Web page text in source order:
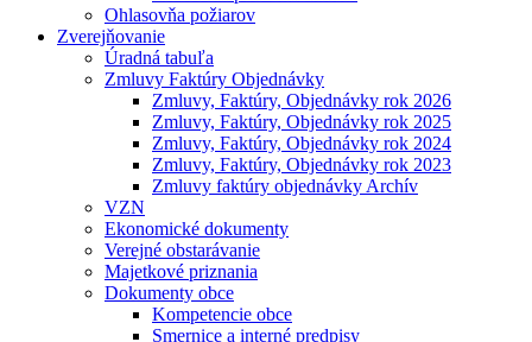
Ohlasovňa požiarov
Zverejňovanie
Úradná tabuľa
Zmluvy Faktúry Objednávky
Zmluvy, Faktúry, Objednávky rok 2026
Zmluvy, Faktúry, Objednávky rok 2025
Zmluvy, Faktúry, Objednávky rok 2024
Zmluvy, Faktúry, Objednávky rok 2023
Zmluvy faktúry objednávky Archív
VZN
Ekonomické dokumenty
Verejné obstarávanie
Majetkové priznania
Dokumenty obce
Kompetencie obce
Smernice a interné predpisy